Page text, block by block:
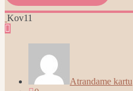
Kov11
Atrandame kartu